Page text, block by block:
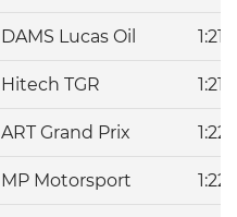
DAMS Lucas Oil
Hitech TGR
ART Grand Prix
MP Motorsport